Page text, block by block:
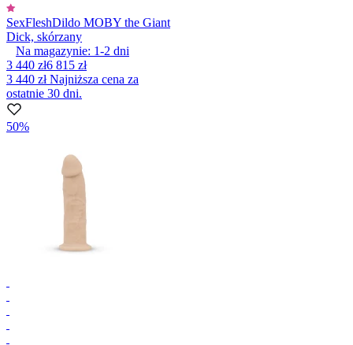
SexFleshDildo MOBY the Giant
Dick, skórzany
Na magazynie: 1-2 dni
3 440 zł6 815 zł
3 440 złNajniższa cena za
ostatnie 30 dni.
50%